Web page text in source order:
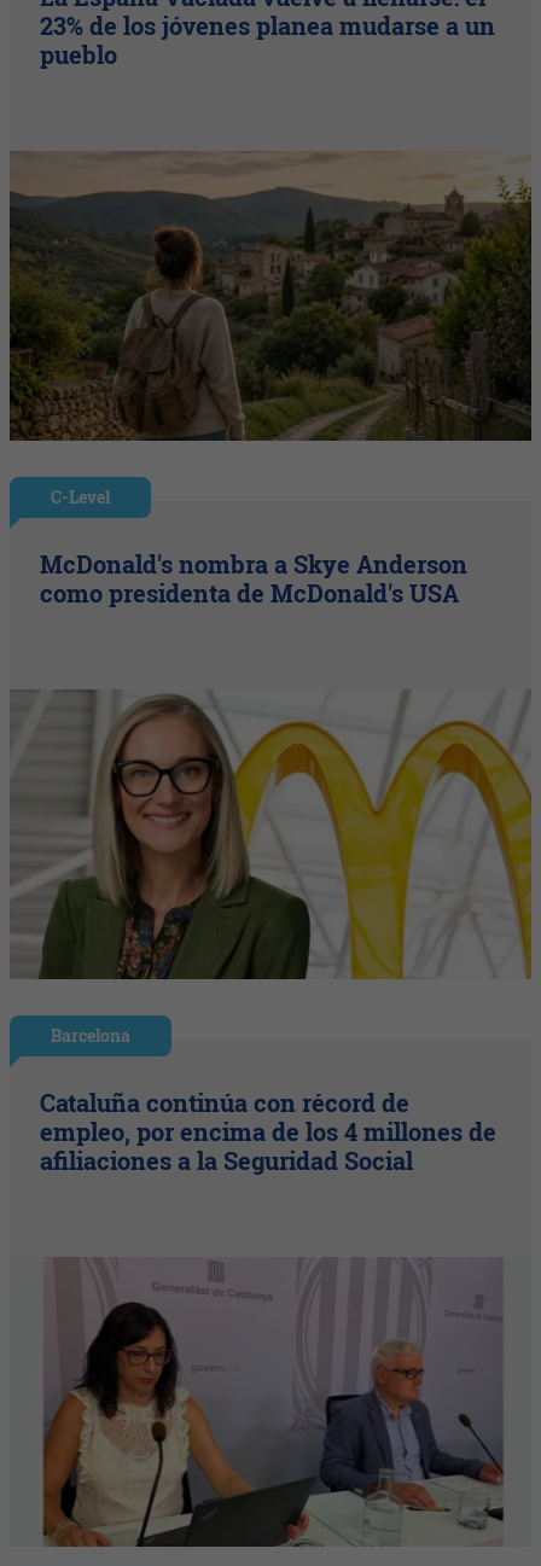
23% de los jóvenes planea mudarse a un
pueblo
C-Level
McDonald's nombra a Skye Anderson
como presidenta de McDonald's USA
Barcelona
Cataluña continúa con récord de
empleo, por encima de los 4 millones de
afiliaciones a la Seguridad Social